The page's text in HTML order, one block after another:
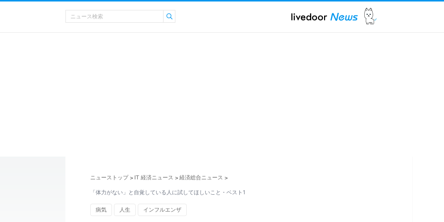
ニューストップ > IT 経済ニュース > 経済総合ニュース >
「体力がない」と自覚している人に試してほしいこと・ベスト1
病気 人生 インフルエンザ